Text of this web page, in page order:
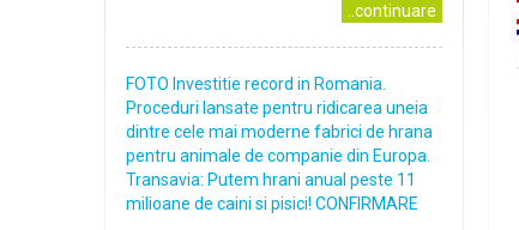
..continuare
FOTO Investitie record in Romania.
Proceduri lansate pentru ridicarea uneia
dintre cele mai moderne fabrici de hrana
pentru animale de companie din Europa.
Transavia: Putem hrani anual peste 11
milioane de caini si pisici! CONFIRMARE